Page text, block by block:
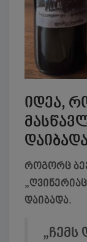
იდეა,
დაიბადა
როგორც
დაიბადა.
„ჩემს